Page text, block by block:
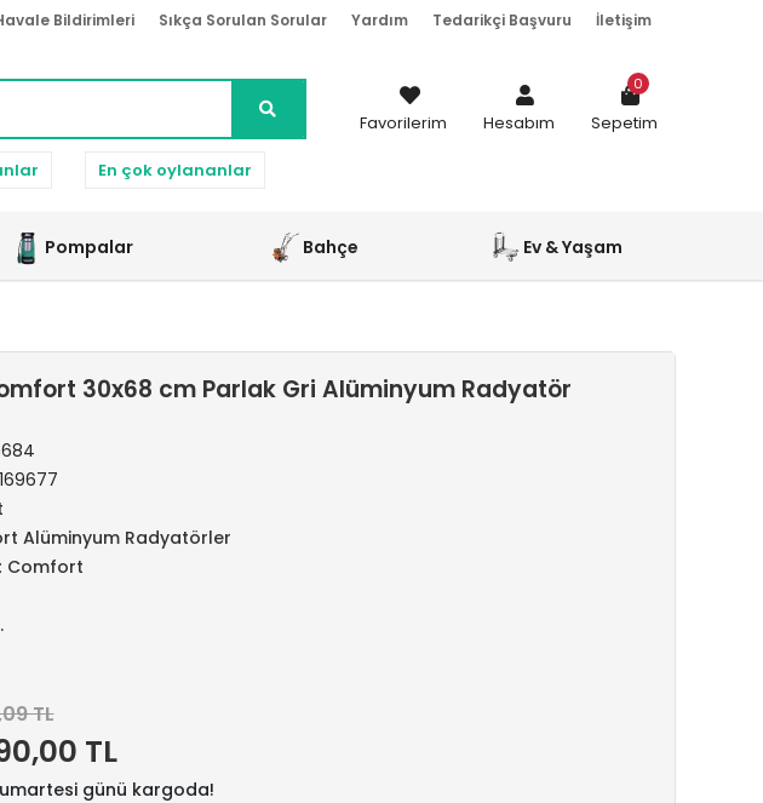
Bildirimleri Sıkça Sorulan Sorular Yardım Tedarikçi Başvuru İletişim
En çok oylananlar
Favorilerim Hesabım Sepetim
0
Pompalar Bahçe Ev & Yaşam
30x68 cm Parlak Gri Alüminyum Radyatör
Alüminyum Radyatörler
Comfort
TL
TL
günü kargoda!